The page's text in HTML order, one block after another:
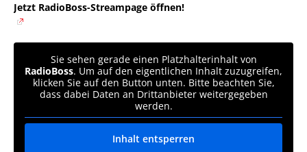
Jetzt RadioBoss-Streampage öffnen!
Sie sehen gerade einen Platzhalterinhalt von
RadioBoss. Um auf den eigentlichen Inhalt zuzugreifen,
klicken Sie auf den Button unten. Bitte beachten Sie,
dass dabei Daten an Drittanbieter weitergegeben
werden.
Inhalt entsperren